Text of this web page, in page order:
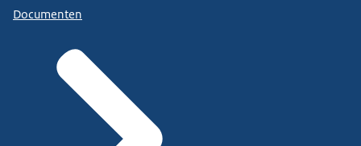
Documenten